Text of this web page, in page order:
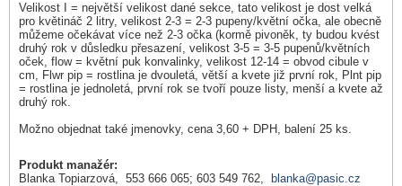
Velikost I = největší velikost dané sekce, tato velikost je dost velká
pro květináč 2 litry, velikost 2-3 = 2-3 pupeny/květní očka, ale obecně
můžeme očekávat více než 2-3 očka (kormě pivoněk, ty budou kvést
druhý rok v důsledku přesazení, velikost 3-5 = 3-5 pupenů/květních
oček, flow = květní puk konvalinky, velikost 12-14 = obvod cibule v
cm, Flwr pip = rostlina je dvouletá, větší a kvete již první rok, Plnt pip
= rostlina je jednoletá, první rok se tvoří pouze listy, menší a kvete až
druhý rok.
Možno objednat také jmenovky, cena 3,60 + DPH, balení 25 ks.
Produkt manažér:
Blanka Topiarzová, 553 666 065; 603 549 762,
blanka@pasic.cz